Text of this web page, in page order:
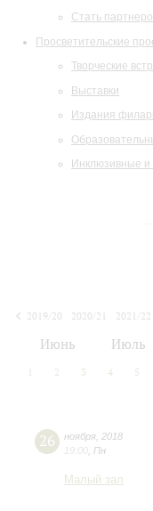
Стать
Просветительские
Творческие
Выставки
Издания
Инклюзивные
2019/20
2020/21 2021/22
Июнь Июль
2 3 4 5
26 ноября 2018
19:00 Пн
Малый зал